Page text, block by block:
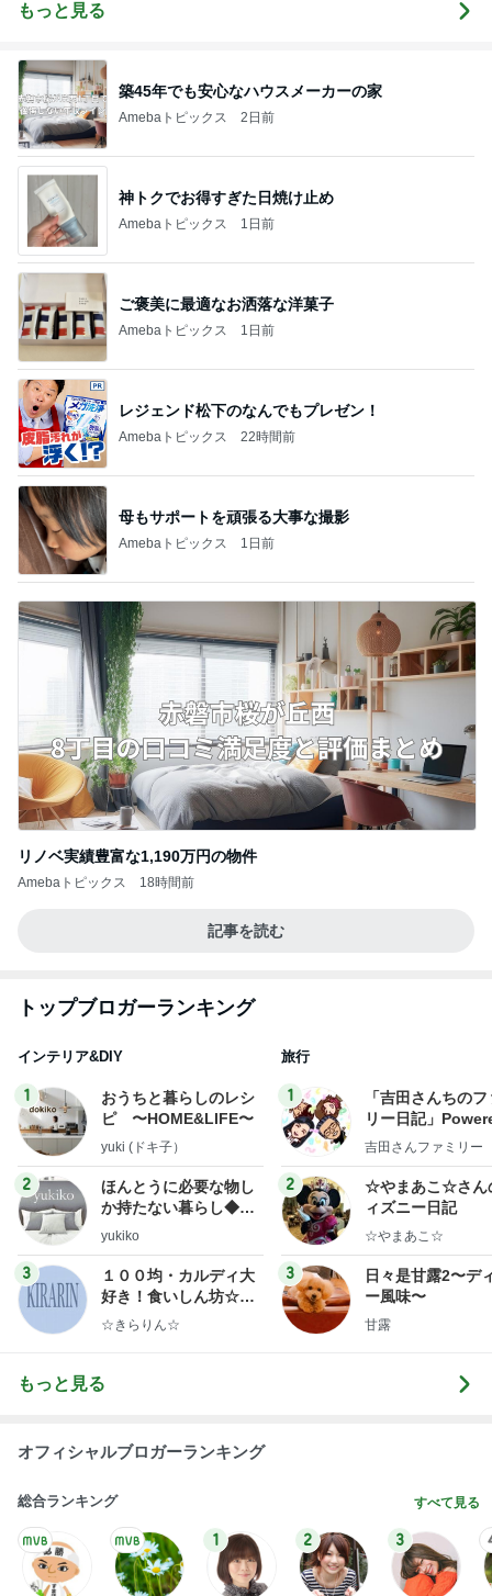
な日々の暮ら
い？)時間
もっと見る
築45年でも安心なハウスメーカーの家
Amebaトピックス 2日前
神トクでお得すぎた日焼け止め
Amebaトピックス 1日前
ご褒美に最適なお洒落な洋菓子
Amebaトピックス 1日前
レジェンド松下のなんでもプレゼン！
Amebaトピックス 22時間前
母もサポートを頑張る大事な撮影
Amebaトピックス 1日前
リノベ実績豊富な1,190万円の物件
Amebaトピックス 18時間前
記事を読む
トップブロガーランキング
インテリア&DIY
1
おうちと暮らしのレシ
ピ 〜HOME&LIFE〜
yuki (ドキ子）
2
ほんとうに必要な物し
か持たない暮らし◆Ke
ep Life Simple◆〜イ
yukiko
3
１００均・カルディ大
好き！食いしん坊☆き
らりん☆のブログ
☆きらりん☆
旅行
1
「吉田さんちの
リー日記」
y Ameba 吉田さ
ログ
吉田さんファミリー
2
☆やまあこ☆さん
ィズニー日記
☆やまあこ☆
3
日々是甘露2〜デ
ー風味〜
甘露
もっと見る
オフィシャルブロガーランキング
総合ランキング すべて見る
1 2 3